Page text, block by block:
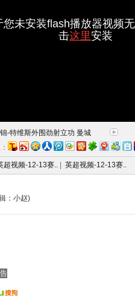
您未安装flash播放器视频
击这里安装
-特维斯外围劲射立功 曼城
超视频-12-13赛.. 英超视频-12-13赛..
：小赵)